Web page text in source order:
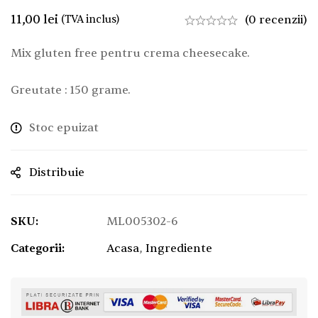
11,00 lei (TVA inclus) (0 recenzii)
Mix gluten free pentru crema cheesecake.
Greutate : 150 grame.
Stoc epuizat
Distribuie
SKU:
ML005302-6
Categorii:
Acasa, Ingrediente